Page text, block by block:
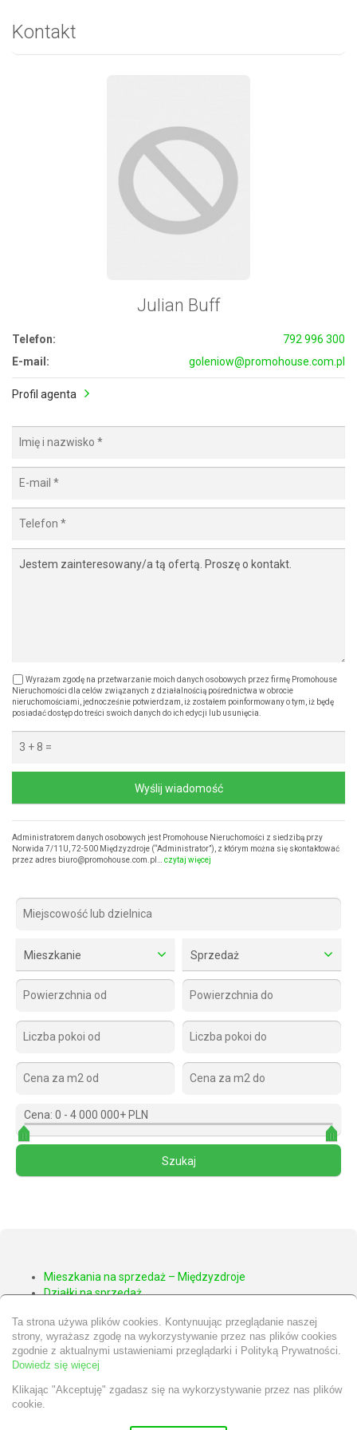
Kontakt
Julian Buff
Telefon:
792 996 300
E-mail:
goleniow@promohouse.com.pl
Profil agenta
Wyrażam zgodę na przetwarzanie moich danych osobowych przez firmę Promohouse
Nieruchomości dla celów związanych z działalnością pośrednictwa w obrocie
nieruchomościami, jednocześnie potwierdzam, iż zostałem poinformowany o tym, iż będę
posiadać dostęp do treści swoich danych do ich edycji lub usunięcia.
Wyślij wiadomość
Administratorem danych osobowych jest Promohouse Nieruchomości z siedzibą przy
Norwida 7/11U, 72-500 Międzyzdroje (“Administrator”), z którym można się skontaktować
przez adres biuro@promohouse.com.pl… czytaj więcej
Mieszkanie Sprzedaż
Cena: 0 - 4 000 000+ PLN
Mieszkania na sprzedaż – Międzyzdroje
Działki na sprzedaż
Domy na sprzedaż – Międzyzdroje
Nieruchomości Wolin
Nieruchomości Kamień Pomorski
Ta strona używa plików cookies. Kontynuując przeglądanie naszej
strony, wyrażasz zgodę na wykorzystywanie przez nas plików cookies
zgodnie z aktualnymi ustawieniami przeglądarki i Polityką Prywatności.
Dowiedz się więcej
Klikając "Akceptuję" zgadasz się na wykorzystywanie przez nas plików
cookie.